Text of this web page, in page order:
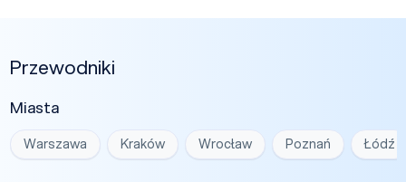
Przewodniki
Miasta
Warszawa Kraków Wrocław Poznań Łódź